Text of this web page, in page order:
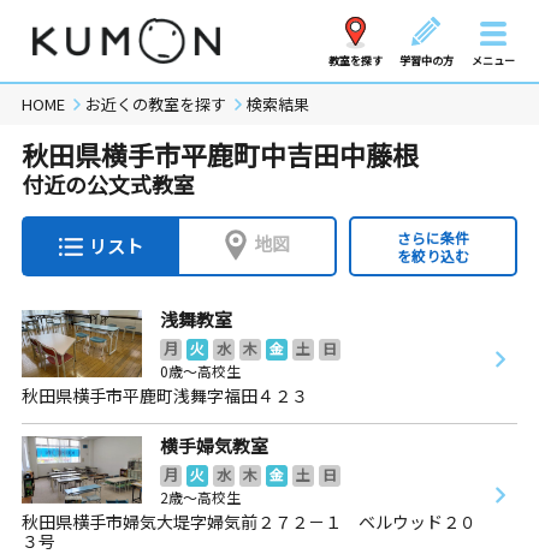
教室を探す 学習中の方 メニュー
HOME お近くの教室を探す 検索結果
秋田県横手市平鹿町中吉田中藤根
付近の公文式教室
リスト 地図
さらに条件
を絞り込む
浅舞教室
月 火 水 木 金 土
日
0歳～高校生
秋田県横手市平鹿町浅舞字福田４２３
横手婦気教室
月 火 水 木 金 土
日
2歳～高校生
秋田県横手市婦気大堤字婦気前２７２－１ ベルウッド２０
３号